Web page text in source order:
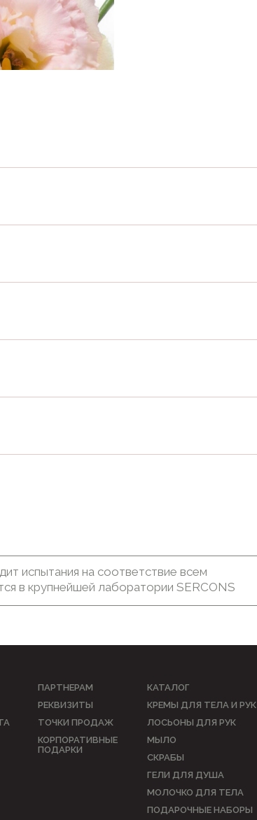
испытания на соответствие всем
в крупнейшей лаборатории SERCONS
ПОДАРОЧНЫЕ НАБОРЫ
КАТАЛОГ
КРЕМЫ ДЛЯ ТЕЛА И РУК
ЛОСЬОНЫ ДЛЯ РУК
МЫЛО
СКРАБЫ
ГЕЛИ ДЛЯ ДУША
МОЛОЧКО ДЛЯ ТЕЛА
ТОЧКИ ПРОДАЖ
ПАРТНЕРАМ
РЕКВИЗИТЫ
КОРПОРАТИВНЫЕ
ПОДАРКИ